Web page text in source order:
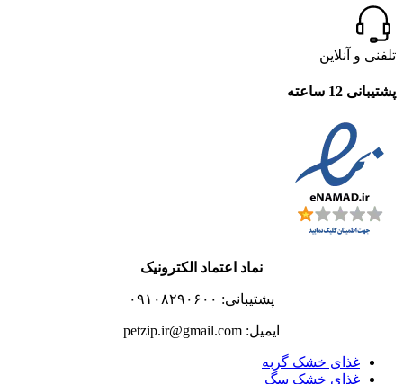
تلفنی و آنلاین
پشتیبانی 12 ساعته
نماد اعتماد الکترونیک
پشتیبانی: ۰۹۱۰۸۲۹۰۶۰۰
ایمیل: petzip.ir@gmail.com
غذای خشک گربه
غذای خشک سگ